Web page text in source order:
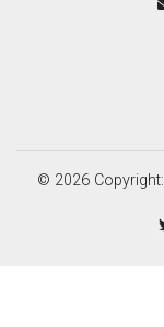
© 2026 Copyright: